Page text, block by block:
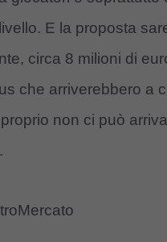
E la proposta
circa 8 milioni di
che arriverebbero a
non ci può